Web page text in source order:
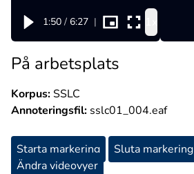
1:50 / 6:27 |
På arbetsplats
Korpus:SSLC
Annoteringsfil: sslc01_004.eaf
Starta markering Sluta markering
Ändra videovyer